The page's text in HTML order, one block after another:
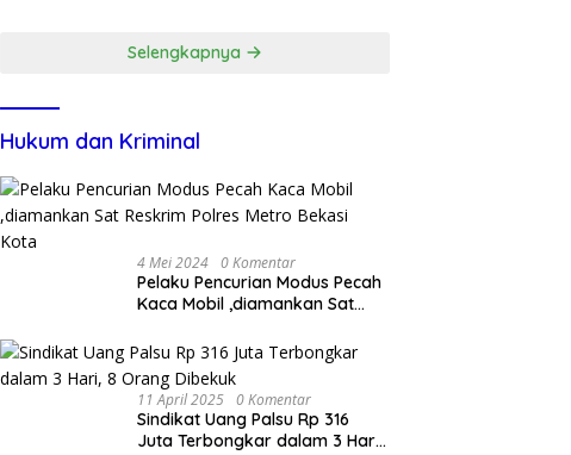
Selengkapnya
Hukum dan Kriminal
4 Mei 2024 0 Komentar
Pelaku Pencurian Modus Pecah
Kaca Mobil ,diamankan Sat
Kota
11 April 2025 0 Komentar
Sindikat Uang Palsu Rp 316
Juta Terbongkar dalam 3 Hari,